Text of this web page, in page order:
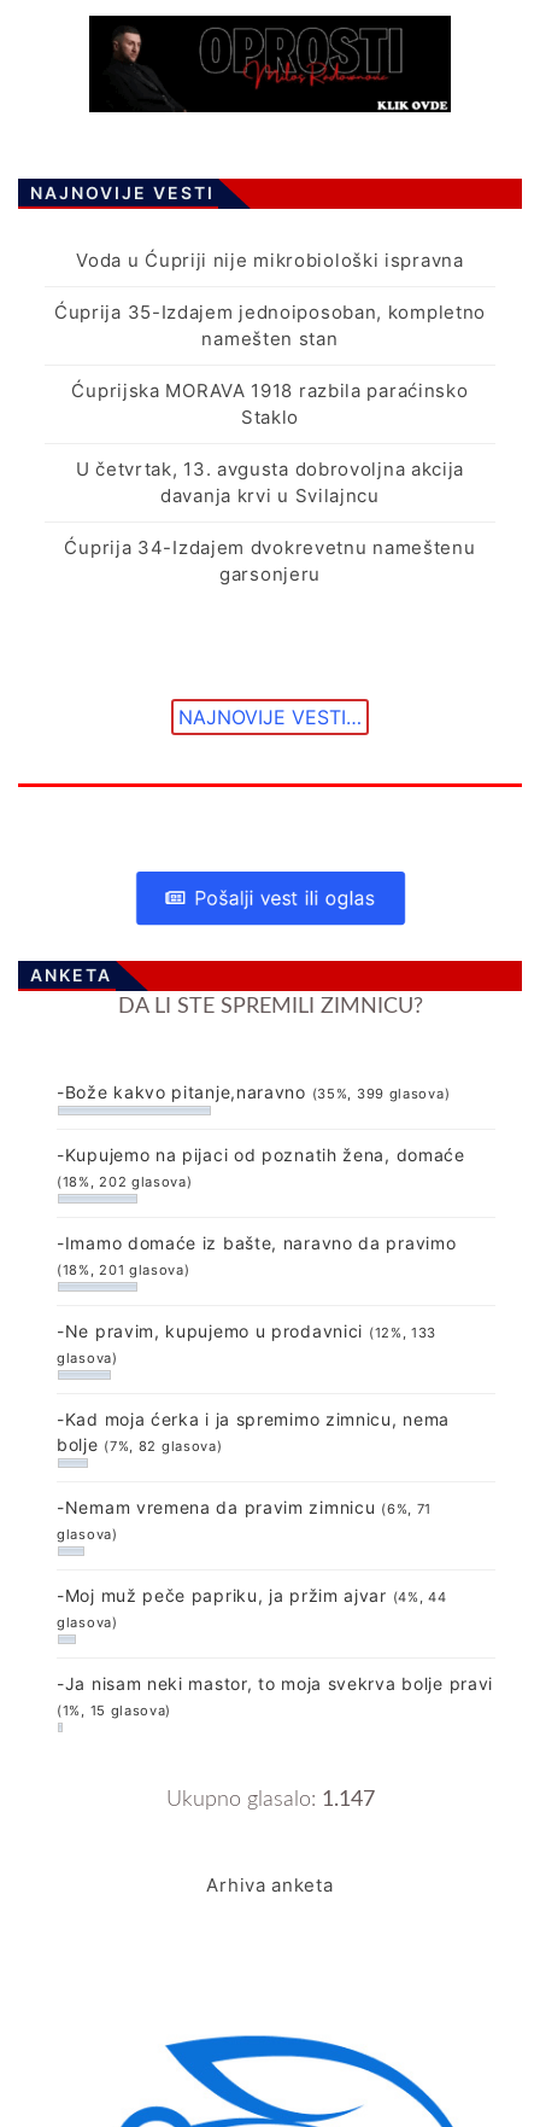
NAJNOVIJE VESTI
Voda u Ćupriji nije mikrobiološki ispravna
Ćuprija 35-Izdajem jednoiposoban, kompletno
namešten stan
Ćuprijska MORAVA 1918 razbila paraćinsko
Staklo
U četvrtak, 13. avgusta dobrovoljna akcija
davanja krvi u Svilajncu
Ćuprija 34-Izdajem dvokrevetnu nameštenu
garsonjeru
NAJNOVIJE VESTI…
Pošalji vest ili oglas
ANKETA
DA LI STE SPREMILI ZIMNICU?
-Bože kakvo pitanje,naravno (35%, 399 glasova)
-Kupujemo na pijaci od poznatih žena, domaće
(18%, 202 glasova)
-Imamo domaće iz bašte, naravno da pravimo
(18%, 201 glasova)
-Ne pravim, kupujemo u prodavnici (12%, 133
glasova)
-Kad moja ćerka i ja spremimo zimnicu, nema
bolje (7%, 82 glasova)
-Nemam vremena da pravim zimnicu (6%, 71
glasova)
-Moj muž peče papriku, ja pržim ajvar (4%, 44
glasova)
-Ja nisam neki mastor, to moja svekrva bolje pravi
(1%, 15 glasova)
Ukupno glasalo: 1.147
Arhiva anketa